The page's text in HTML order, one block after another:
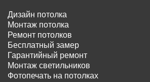
Дизайн потолка
Монтаж потолка
Ремонт потолков
Бесплатный замер
Гарантийный ремонт
Монтаж светильников
Фотопечать на потолках